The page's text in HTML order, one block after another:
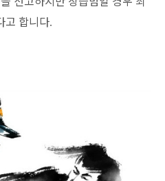
고 합니다.